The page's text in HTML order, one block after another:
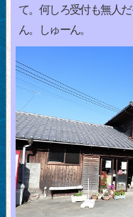
て。何しろ受付も無人
ん。しゅーん。